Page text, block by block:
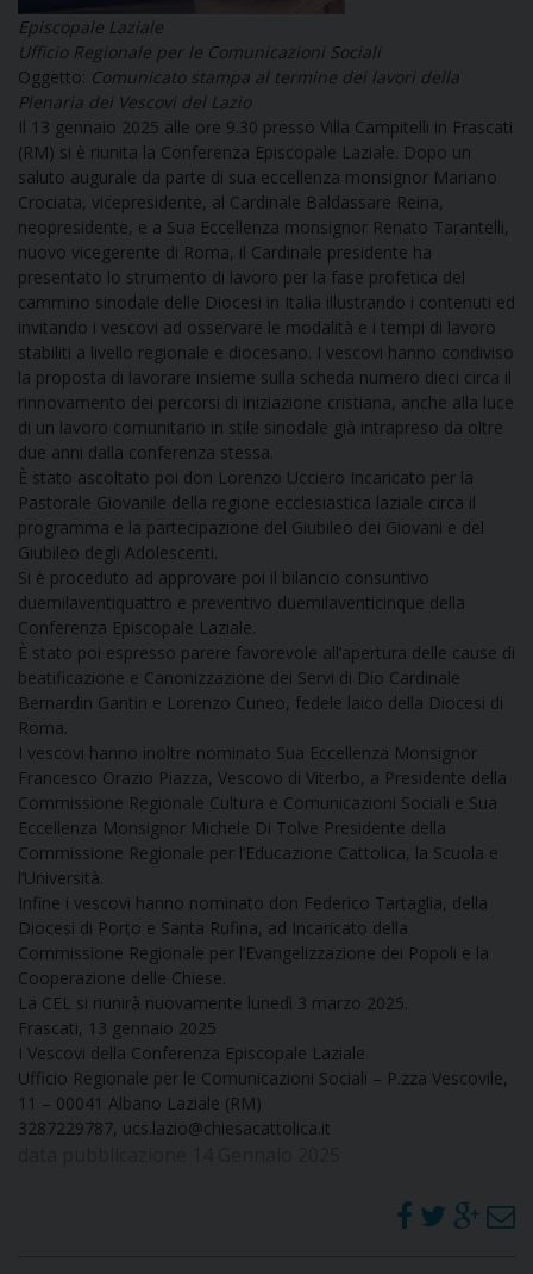
PRIVACY
COOKIE POLICY
Episcopale Laziale
Ufficio Regionale per le Comunicazioni Sociali
Oggetto: Comunicato stampa al termine dei lavori della
Plenaria dei Vescovi del Lazio
Il 13 gennaio 2025 alle ore 9.30 presso Villa Campitelli in Frascati
(RM) si è riunita la Conferenza Episcopale Laziale. Dopo un
saluto augurale da parte di sua eccellenza monsignor Mariano
Crociata, vicepresidente, al Cardinale Baldassare Reina,
neopresidente, e a Sua Eccellenza monsignor Renato Tarantelli,
nuovo vicegerente di Roma, il Cardinale presidente ha
presentato lo strumento di lavoro per la fase profetica del
cammino sinodale delle Diocesi in Italia illustrando i contenuti ed
invitando i vescovi ad osservare le modalità e i tempi di lavoro
stabiliti a livello regionale e diocesano. I vescovi hanno condiviso
la proposta di lavorare insieme sulla scheda numero dieci circa il
rinnovamento dei percorsi di iniziazione cristiana, anche alla luce
di un lavoro comunitario in stile sinodale già intrapreso da oltre
due anni dalla conferenza stessa.
È stato ascoltato poi don Lorenzo Ucciero Incaricato per la
Pastorale Giovanile della regione ecclesiastica laziale circa il
programma e la partecipazione del Giubileo dei Giovani e del
Giubileo degli Adolescenti.
Si è proceduto ad approvare poi il bilancio consuntivo
duemilaventiquattro e preventivo duemilaventicinque della
Conferenza Episcopale Laziale.
È stato poi espresso parere favorevole all’apertura delle cause di
beatificazione e Canonizzazione dei Servi di Dio Cardinale
Bernardin Gantin e Lorenzo Cuneo, fedele laico della Diocesi di
Roma.
I vescovi hanno inoltre nominato Sua Eccellenza Monsignor
Francesco Orazio Piazza, Vescovo di Viterbo, a Presidente della
Commissione Regionale Cultura e Comunicazioni Sociali e Sua
Eccellenza Monsignor Michele Di Tolve Presidente della
Commissione Regionale per l’Educazione Cattolica, la Scuola e
l’Università.
Infine i vescovi hanno nominato don Federico Tartaglia, della
Diocesi di Porto e Santa Rufina, ad Incaricato della
Commissione Regionale per l’Evangelizzazione dei Popoli e la
Cooperazione delle Chiese.
La CEL si riunirà nuovamente lunedì 3 marzo 2025.
Frascati, 13 gennaio 2025
​I Vescovi della Conferenza Episcopale Laziale
Ufficio Regionale per le Comunicazioni Sociali – P.zza Vescovile,
11 – 00041 Albano Laziale (RM)
3287229787, ucs.lazio@chiesacattolica.it